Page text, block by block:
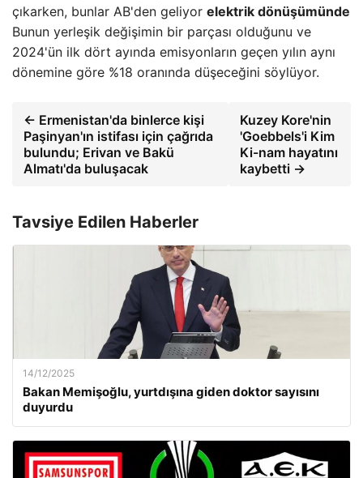
çıkarken, bunlar AB'den geliyor elektrik dönüşümünde
Bunun yerleşik değişimin bir parçası olduğunu ve
2024'ün ilk dört ayında emisyonların geçen yılın aynı
dönemine göre %18 oranında düşeceğini söylüyor.
← Ermenistan'da binlerce kişi
Paşinyan'ın istifası için çağrıda
bulundu; Erivan ve Bakü
Almatı'da buluşacak
Kuzey Kore'nin
'Goebbels'i Kim
Ki-nam hayatını
kaybetti →
Tavsiye Edilen Haberler
14/12/2025
Bakan Memişoğlu, yurtdışına giden doktor sayısını
duyurdu